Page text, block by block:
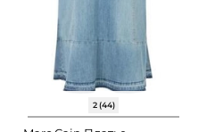
2 (44)